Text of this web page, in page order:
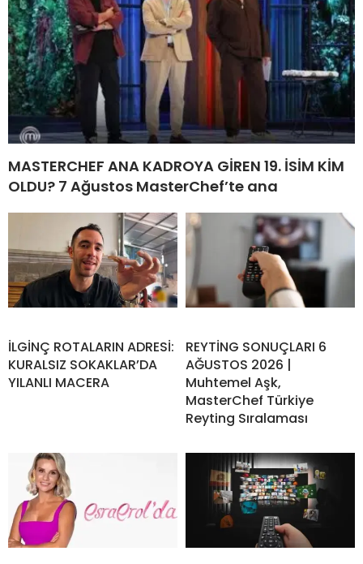
MASTERCHEF ANA KADROYA GİREN 19. İSİM KİM
OLDU? 7 Ağustos MasterChef’te ana
İLGİNÇ ROTALARIN ADRESİ:
KURALSIZ SOKAKLAR’DA
YILANLI MACERA
REYTİNG SONUÇLARI 6
AĞUSTOS 2026 |
Muhtemel Aşk,
MasterChef Türkiye
Reyting Sıralaması